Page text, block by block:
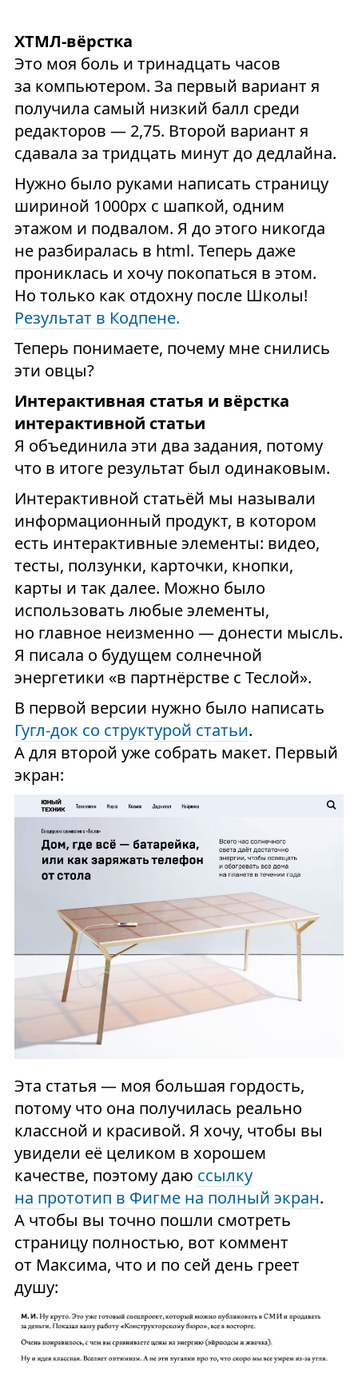
ХТМЛ-вёрстка
Это моя боль и тринадцать часов
за компьютером. За первый вариант я
получила самый низкий балл среди
редакторов — 2,75. Второй вариант я
сдавала за тридцать минут до дедлайна.
Нужно было руками написать страницу
шириной 1000px с шапкой, одним
этажом и подвалом. Я до этого никогда
не разбиралась в html. Теперь даже
прониклась и хочу покопаться в этом.
Но только как отдохну после Школы!
Результат в Кодпене.
Теперь понимаете, почему мне снились
эти овцы?
Интерактивная статья и вёрстка
интерактивной статьи
Я объединила эти два задания, потому
что в итоге результат был одинаковым.
Интерактивной статьёй мы называли
информационный продукт, в котором
есть интерактивные элементы: видео,
тесты, ползунки, карточки, кнопки,
карты и так далее. Можно было
использовать любые элементы,
но главное неизменно — донести мысль.
Я писала о будущем солнечной
энергетики «в партнёрстве с Теслой».
В первой версии нужно было написать
Гугл-док со структурой статьи.
А для второй уже собрать макет. Первый
экран:
Эта статья — моя большая гордость,
потому что она получилась реально
классной и красивой. Я хочу, чтобы вы
увидели её целиком в хорошем
качестве, поэтому даю ссылку
на прототип в Фигме на полный экран.
А чтобы вы точно пошли смотреть
страницу полностью, вот коммент
от Максима, что и по сей день греет
душу: